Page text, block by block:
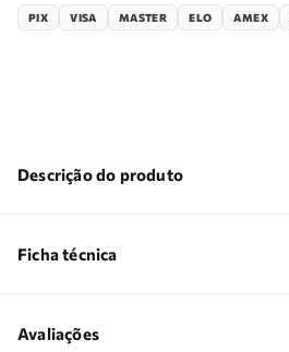
PIX VISA MASTER ELO AMEX
Descrição do produto
Ficha técnica
Avaliações